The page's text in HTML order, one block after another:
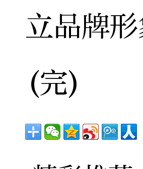
立品牌
(完)